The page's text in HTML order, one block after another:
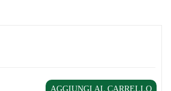
AGGIUNGI AL CARRELLO